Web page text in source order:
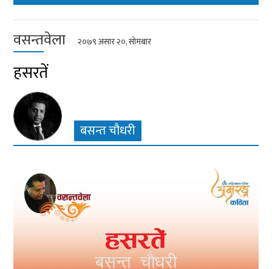
वसन्तवेला २०७९ असार २०, सोमबार
हसरतें
बसन्त चौधरी